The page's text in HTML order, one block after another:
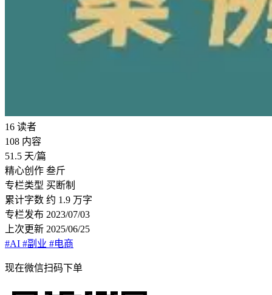
16 读者
108 内容
51.5 天/篇
精心创作 叁斤
专栏类型 买断制
累计字数 约 1.9 万字
专栏发布 2023/07/03
上次更新 2025/06/25
#AI #副业 #电商
现在微信扫码下单